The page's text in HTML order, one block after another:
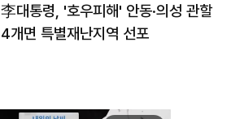
李대통령, '호우피해' 안동·의성 관할
4개면 특별재난지역 선포